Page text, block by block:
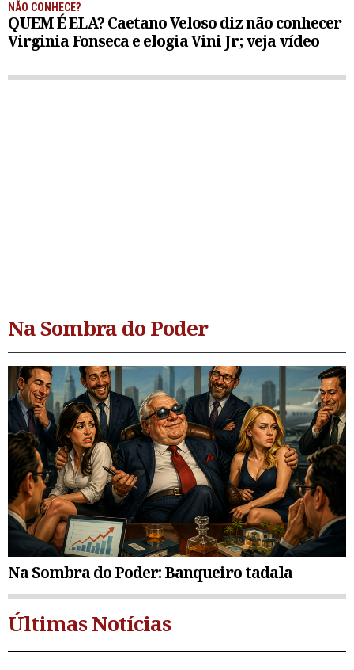
NÃO CONHECE?
QUEM É ELA? Caetano Veloso diz não conhecer
Virginia Fonseca e elogia Vini Jr; veja vídeo
Na Sombra do Poder
Na Sombra do Poder: Banqueiro tadala
Últimas Notícias